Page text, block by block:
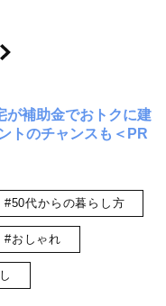
が補助金でおトクに建
トのチャンスも＜PR
#50代からの暮らし方
#おしゃれ